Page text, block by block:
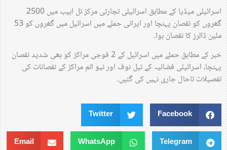
اسرائیلی میڈیا کے مطابق اسرائیلی تجارتی مرکز تل ابیب میں 2500
گھروں کو نقصان پہنچا اور ایرانی حملے میں اسرائیل میں گھروں کو 53
ملین ڈالرز کا نقصان ہوا۔
خبر کے مطابق حملے میں اسرائیل کے 2 فوجی مراکز کو بھی شدید نقصان
پہنچا، اسرائیلی فضائیہ کے تیل نوف اور نیو اتم مراکز کے نقصانات کی
تفصیلات تاحال جاری نہیں کی گئیں۔
Facebook
Twitter
Telegram
WhatsApp
Email